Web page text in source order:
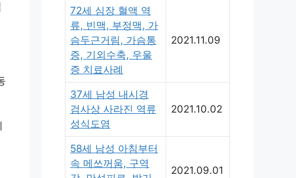
72세 심장 혈액 역
류, 빈맥, 부정맥, 가
슴두근거림, 가슴통
증, 기외수축, 우울
증 치료사례
2021.11.09
37세 남성 내시경
검사상 사라진 역류
성식도염
2021.10.02
58세 남성 아침부터
속 메쓰꺼움, 구역
2021.09.01